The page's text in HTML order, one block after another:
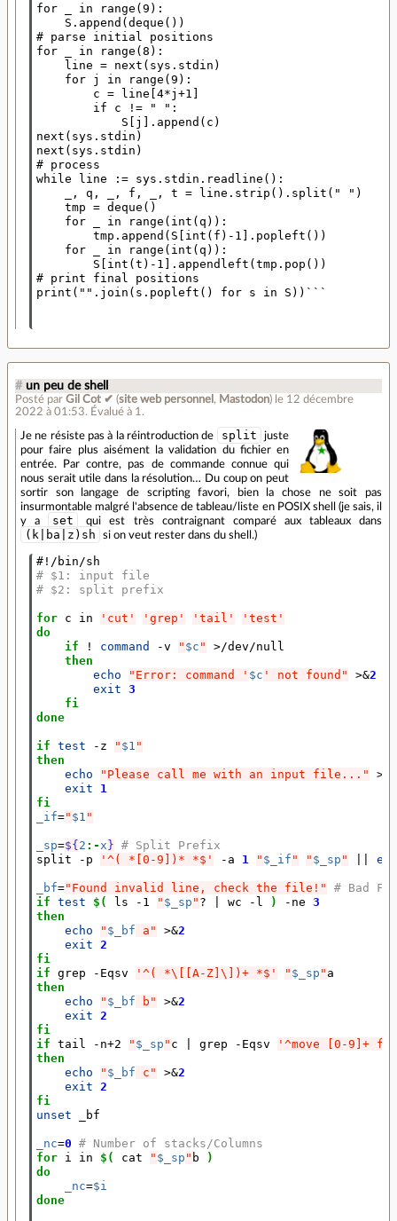
for _ in range(9):
    S.append(deque())
# parse initial positions
for _ in range(8):
    line = next(sys.stdin)
    for j in range(9):
        c = line[4*j+1]
        if c != " ":
            S[j].append(c)
next(sys.stdin)
next(sys.stdin)
# process
while line := sys.stdin.readline():
    _, q, _, f, _, t = line.strip().split(" ")
    tmp = deque()
    for _ in range(int(q)):
        tmp.append(S[int(f)-1].popleft())
    for _ in range(int(q)):
        S[int(t)-1].appendleft(tmp.pop())
# print final positions
print("".join(s.popleft() for s in S))```
# un peu de shell
Posté par Gil Cot ✔ (site web personnel , Mastodon) le 12 décembre
2022 à 01:53. Évalué à 1 .
Je ne résiste pas à la réintroduction de split
juste
pour faire plus aisément la validation du fichier en
entrée. Par contre, pas de commande connue qui
nous serait utile dans la résolution… Du coup on peut
sortir son langage de scripting favori, bien la chose ne soit pas
insurmontable malgré l'absence de tableau/liste en POSIX shell (je sais, il
y a
set qui est très contraignant comparé aux tableaux dans
(k|ba|z)sh si on veut rester dans du shell.)
#!/bin/sh
# $1: input file
# $2: split prefix
for c in 'cut' 'grep' 'tail'
'test'
do
if ! command -v " $c "
>/dev/null
then
echo
"Error: command ' $c ' not found" >&2
exit 3
fi
done
if test -z " $1 "
then
echo
"Please call me with an input file..." >
exit
1
fi
_if=" $1 "
_sp=${ 2 :-x } # Split Prefix
split -p
'^( *[0-9])* *$' -a 1 " $_if " " $_sp "
_bf="Found invalid line, check the file!"
# Bad
if test $( ls -1 " $_sp " ? wc -l ) -ne 3
then
echo
" $_bf a" >&2
exit 2
fi
if grep -Eqsv '^( *\[[A-Z]\])+ *$' " $_sp "
then
echo
" $_bf b" >&2
exit 2
fi
if tail -n+2 " $_sp " c grep -Eqsv
'^move [0-9]+
then
echo
" $_bf c" >&2
exit 2
fi
unset _bf
_nc=0 # Number of stacks/Columns
for i in $( cat " $_sp " b
)
do
_nc=$i
done